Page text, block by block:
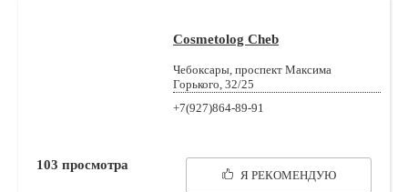
Cosmetolog Cheb
Чебоксары, проспект Максима
Горького, 32/25
+7(927)864-89-91
Я РЕКОМЕНДУЮ
103 просмотра